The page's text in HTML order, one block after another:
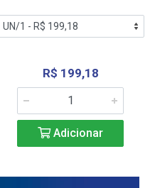
R$ 199,18
Adicionar